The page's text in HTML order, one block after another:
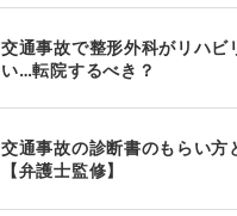
交通事故で整形外科がリハビ
い…転院するべき？
交通事故の診断書のもらい方
【弁護士監修】